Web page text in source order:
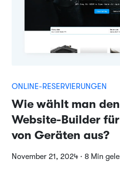
ONLINE-RESERVIERUNGEN
Wie wählt man
Website-Builder
von Geräten aus?
November 21, 2024 · 8 Min